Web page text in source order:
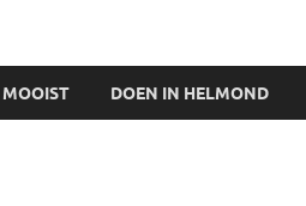
MOOIST DOEN IN HELMOND